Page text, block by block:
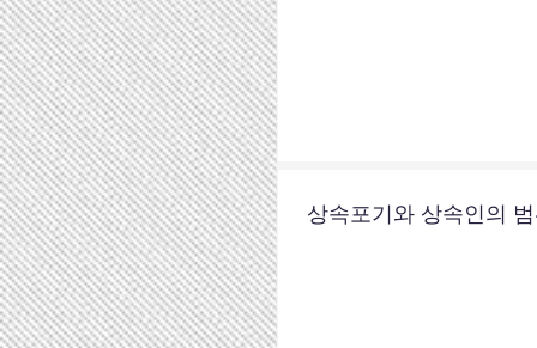
상속포기와 상속인의 범